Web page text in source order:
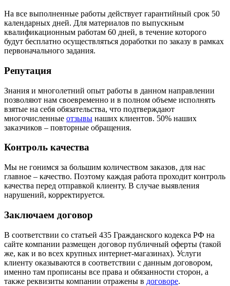
На все выполненные работы действует гарантийный срок 50
календарных дней. Для материалов по выпускным
квалификационным работам 60 дней, в течение которого
будут бесплатно осуществляться доработки по заказу в рамках
первоначального задания.
Репутация
Знания и многолетний опыт работы в данном направлении
позволяют нам своевременно и в полном объеме исполнять
взятые на себя обязательства, что подтверждают
многочисленные отзывы наших клиентов. 50% наших
заказчиков – повторные обращения.
Контроль качества
Мы не гонимся за большим количеством заказов, для нас
главное – качество. Поэтому каждая работа проходит контроль
качества перед отправкой клиенту. В случае выявления
нарушений, корректируется.
Заключаем договор
В соответствии со статьей 435 Гражданского кодекса РФ на
сайте компании размещен договор публичный оферты (такой
же, как и во всех крупных интернет-магазинах). Услуги
клиенту оказываются в соответствии с данным договором,
именно там прописаны все права и обязанности сторон, а
также реквизиты компании отражены в договоре.